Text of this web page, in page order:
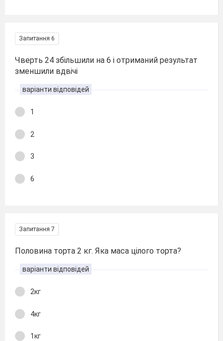
Запитання 6
Чверть 24 збільшили на 6 і отриманий результат
зменшили вдвічі
варіанти відповідей
1
2
3
6
Запитання 7
Половина торта 2 кг. Яка маса цілого торта?
варіанти відповідей
2кг
4кг
1кг